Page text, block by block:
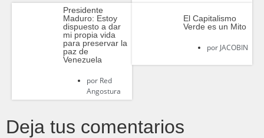
Presidente
Maduro: Estoy
dispuesto a dar
mi propia vida
para preservar la
paz de
Venezuela
porRed
Angostura
El Capitalismo
Verde es un Mito
porJACOBIN
Deja tus comentarios